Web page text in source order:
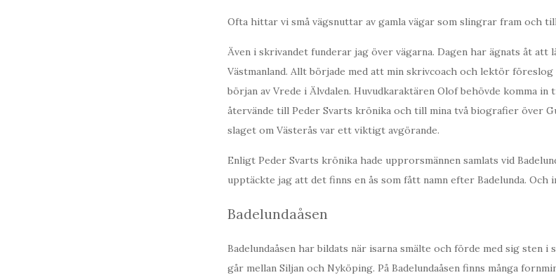
Ofta hittar vi små vägsnuttar av gamla vägar som slingrar fram och
Även i skrivandet funderar jag över vägarna. Dagen har ägnats åt att
Västmanland. Allt började med att min skrivcoach och lektör
början av Vrede i Älvdalen. Huvudkaraktären Olof behövde komma in
återvände till Peder Svarts krönika och till mina två biografier över
slaget om Västerås var ett viktigt avgörande.
Enligt Peder Svarts krönika hade upprorsmännen samlats vid
upptäckte jag att det finns en ås som fått namn efter Badelunda. Och
Badelundaåsen
Badelundaåsen har bildats när isarna smälte och förde med sig sten i
går mellan Siljan och Nyköping. På Badelundaåsen finns många